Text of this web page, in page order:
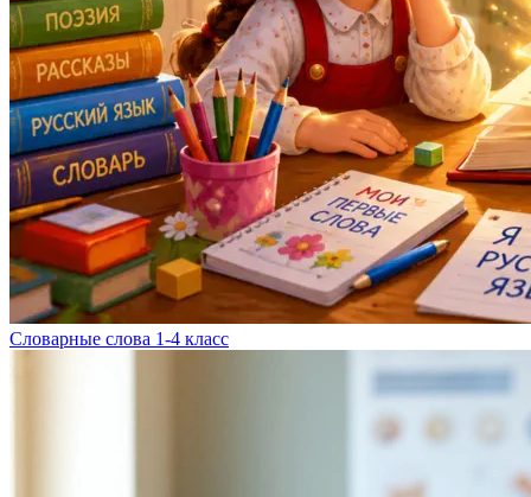
Словарные слова 1-4 класс